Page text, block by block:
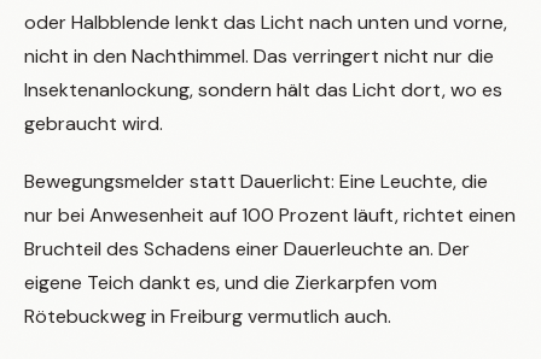
oder Halbblende lenkt das Licht nach unten und vorne,
nicht in den Nachthimmel. Das verringert nicht nur die
Insektenanlockung, sondern hält das Licht dort, wo es
gebraucht wird.
Bewegungsmelder statt Dauerlicht: Eine Leuchte, die
nur bei Anwesenheit auf 100 Prozent läuft, richtet einen
Bruchteil des Schadens einer Dauerleuchte an. Der
eigene Teich dankt es, und die Zierkarpfen vom
Rötebuckweg in Freiburg vermutlich auch.